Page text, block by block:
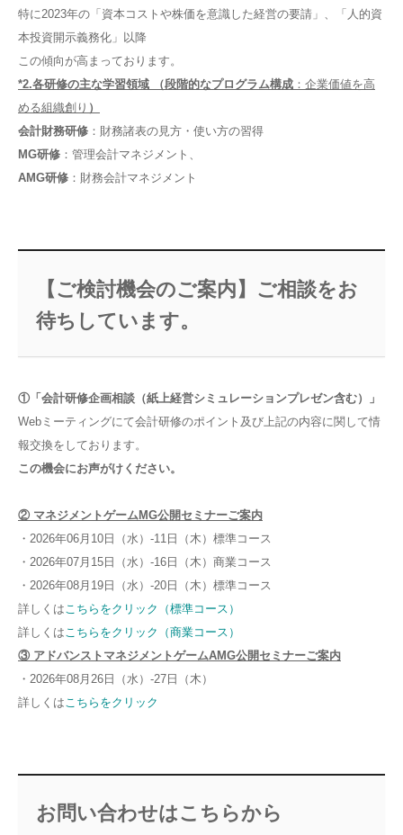
特に2023年の「資本コストや株価を意識した経営の要請」、「人的資
本投資開示義務化」以降
この傾向が高まっております。
*2.各研修の主な学習領域 （段階的なプログラム構成 ：企業価値を高
める組織創り ）
会計財務研修 ：財務諸表の見方・使い方の習得
MG研修 ：管理会計マネジメント、
AMG研修 ：財務会計マネジメント
【ご検討機会のご案内】ご相談をお
待ちしています。
①「会計研修企画相談 （紙上経営シミュレーションプレゼン含む）
」
Webミーティングにて会計研修のポイント及び上記の内容に関して情
報交換をしております。
この機会にお声がけください。
② マネジメントゲームMG公開セミナーご案内
・2026年06月10日（水）-11日（木）標準コース
・2026年07月15日（水）-16日（木）商業コース
・2026年08月19日（水）-20日（木）標準コース
詳しくは こちらをクリック（標準コース）
詳しくは こちらをクリック（商業コース）
③ アドバンストマネジメントゲームAMG公開セミナーご案内
・2026年08月26日（水）-27日（木）
詳しくは こちらをクリック
お問い合わせはこちらから